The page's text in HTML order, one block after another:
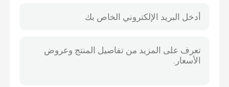
آلة التلميع الآلية من الكوع الحديدي
أجهزة تحرير لحام